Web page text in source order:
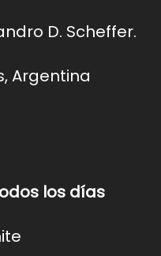
D. Scheffer.
Argentina
los días